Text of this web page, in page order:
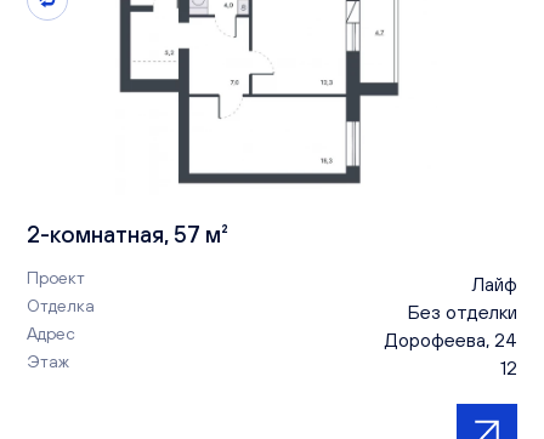
2-комнатная, 57 м²
Проект Лайф
Отделка Без отделки
Адрес Дорофеева, 24
Этаж 12